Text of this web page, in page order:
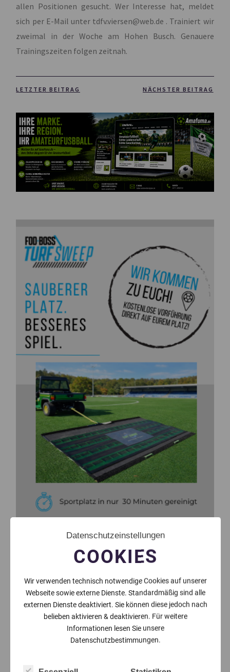
allen Positionen gesucht. Wer Interesse hat, meldet
sich per E-Mail unter tdfv.viersen@web.de . Trainiert wir
zweimal in der Woche am Hohen Busch. Genauere
Trainingszeiten folgen zeitnah.
LETZTER BEITRAG NÄCHSTER BEITRAG
Datenschutzeinstellungen
COOKIES
Wir verwenden technisch notwendige Cookies auf unserer
Webseite sowie externe Dienste. Standardmäßig sind alle
externen Dienste deaktiviert. Sie können diese jedoch nach
belieben aktivieren & deaktivieren. Für weitere
Informationen lesen Sie unsere
Datenschutzbestimmungen.